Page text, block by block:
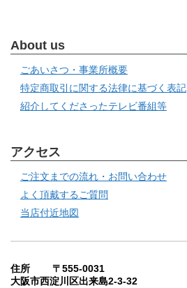
About us
ごあいさつ・事業所概要
特定商取引に関する法律に基づく表記
紹介してくださったテレビ番組等
アクセス
ご注文までの流れ・お問い合わせ
よく頂戴するご質問
当店付近地図
住所 〒555-0031
大阪市西淀川区出来島2-3-32